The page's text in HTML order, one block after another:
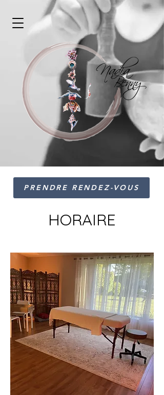
PRENDRE RENDEZ-VOUS
HORAIRE